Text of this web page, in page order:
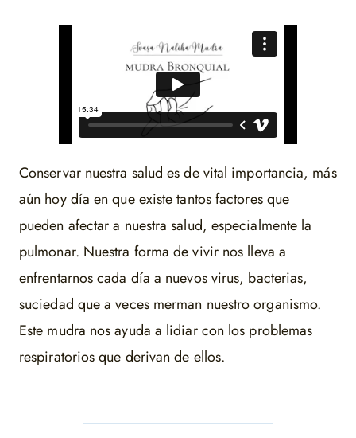
Conservar nuestra salud es de vital importancia, más
aún hoy día en que existe tantos factores que
pueden afectar a nuestra salud, especialmente la
pulmonar. Nuestra forma de vivir nos lleva a
enfrentarnos cada día a nuevos virus, bacterias,
suciedad que a veces merman nuestro organismo.
Este mudra nos ayuda a lidiar con los problemas
respiratorios que derivan de ellos.